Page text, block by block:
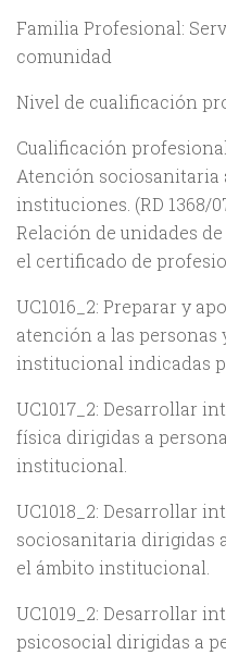
Familia Profesional:
comunidad
Nivel de cualificación
Cualificación
Atención sociosanitaria
instituciones. (RD 1368/
Relación de unidades
el certificado de
UC1016_2: Preparar y
atención a las personas
institucional indicadas
UC1017_2: Desarrollar
física dirigidas a
institucional.
UC1018_2: Desarrollar
sociosanitaria dirigidas
el ámbito institucional.
UC1019_2: Desarrollar
psicosocial dirigidas a